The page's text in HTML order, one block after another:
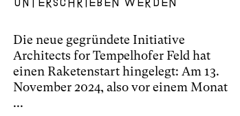
Die neue gegründete Initiative
Architects for Tempelhofer Feld hat
einen Raketenstart hingelegt: Am 13.
November 2024, also vor einem Monat
...